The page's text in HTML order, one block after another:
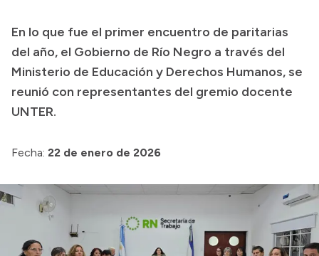
Transparencia
Boletín Oficial
Compras y licitaciones
Consulta de pago a proveedores
Intranet
En lo que fue el primer encuentro de paritarias
del año, el Gobierno de Río Negro a través del
Ministerio de Educación y Derechos Humanos, se
reunió con representantes del gremio docente
UNTER.
Fecha: 22 de enero de 2026